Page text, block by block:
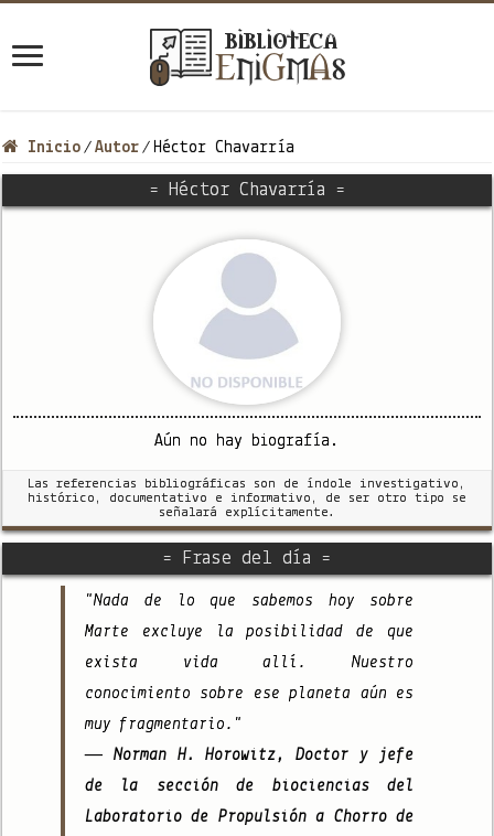
Inicio / Autor / Héctor Chavarría
= Héctor Chavarría =
Aún no hay biografía.
Las referencias bibliográficas son de índole investigativo,
histórico, documentativo e informativo, de ser otro tipo se
señalará explícitamente.
= Frase del día =
"Nada de lo que sabemos hoy sobre
Marte excluye la posibilidad de que
exista vida allí. Nuestro
conocimiento sobre ese planeta aún es
muy fragmentario."
— Norman H. Horowitz, Doctor y jefe
de la sección de biociencias del
Laboratorio de Propulsión a Chorro de